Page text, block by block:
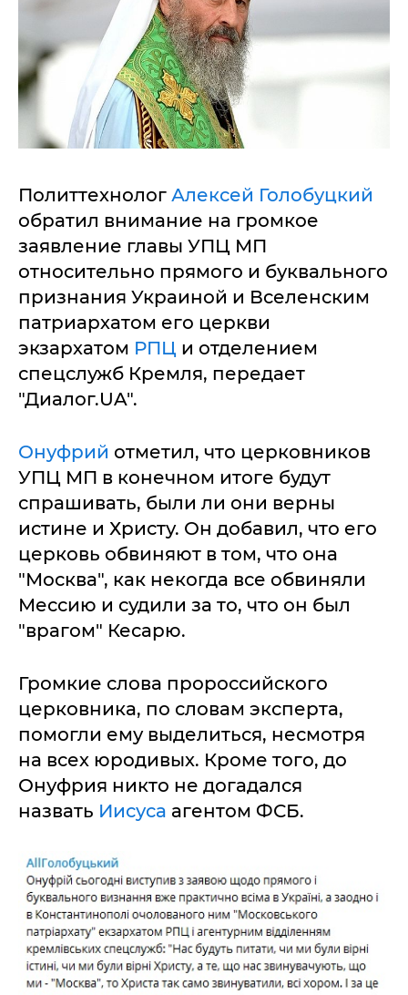
Политтехнолог Алексей Голобуцкий
обратил внимание на громкое
заявление главы УПЦ МП
относительно прямого и буквального
признания Украиной и Вселенским
патриархатом его церкви
экзархатом РПЦ и отделением
спецслужб Кремля, передает
"Диалог.UA".
Онуфрий отметил, что церковников
УПЦ МП в конечном итоге будут
спрашивать, были ли они верны
истине и Христу. Он добавил, что его
церковь обвиняют в том, что она
"Москва", как некогда все обвиняли
Мессию и судили за то, что он был
"врагом" Кесарю.
Громкие слова пророссийского
церковника, по словам эксперта,
помогли ему выделиться, несмотря
на всех юродивых. Кроме того, до
Онуфрия никто не догадался
назвать Иисуса агентом ФСБ.